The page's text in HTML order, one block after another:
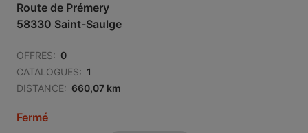
Route de Prémery
58330 Saint-Saulge
OFFRES: 0
CATALOGUES: 1
DISTANCE: 660,07 km
Fermé